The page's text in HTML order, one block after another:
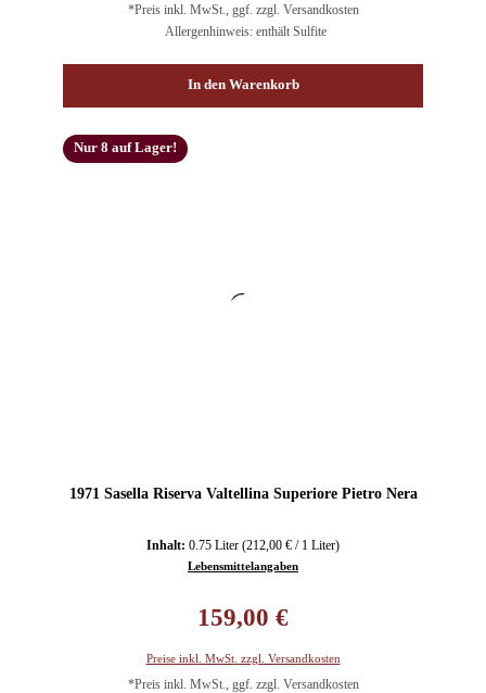
*Preis inkl. MwSt., ggf. zzgl. Versandkosten
Allergenhinweis: enthält Sulfite
In den Warenkorb
Nur 8 auf Lager!
1971 Sasella Riserva Valtellina Superiore Pietro Nera
Inhalt: 0.75 Liter (212,00 € / 1 Liter)
Lebensmittelangaben
159,00 €
Preise inkl. MwSt. zzgl. Versandkosten
*Preis inkl. MwSt., ggf. zzgl. Versandkosten